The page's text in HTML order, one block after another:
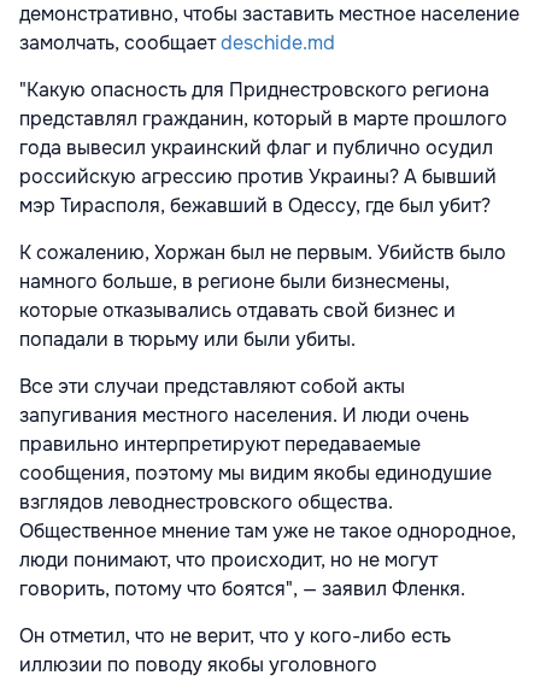
демонстративно, чтобы заставить местное население
замолчать, сообщаетdeschide.md
"Какую опасность для Приднестровского региона
представлял гражданин, который в марте прошлого
года вывесил украинский флаг и публично осудил
российскую агрессию против Украины? А бывший
мэр Тирасполя, бежавший в Одессу, где был убит?
К сожалению, Хоржан был не первым. Убийств было
намного больше, в регионе были бизнесмены,
которые отказывались отдавать свой бизнес и
попадали в тюрьму или были убиты.
Все эти случаи представляют собой акты
запугивания местного населения. И люди очень
правильно интерпретируют передаваемые
сообщения, поэтому мы видим якобы единодушие
взглядов леводнестровского общества.
Общественное мнение там уже не такое однородное,
люди понимают, что происходит, но не могут
говорить, потому что боятся", — заявил Фленкя.
Он отметил, что не верит, что у кого-либо есть
иллюзии по поводу якобы уголовного